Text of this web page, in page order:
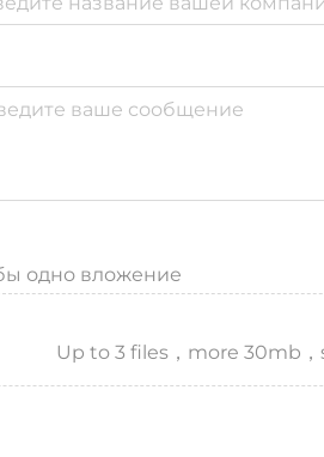
одно вложение
Up to 3 files，more 30mb